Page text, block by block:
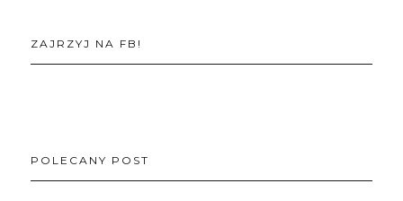
ZAJRZYJ NA FB!
POLECANY POST